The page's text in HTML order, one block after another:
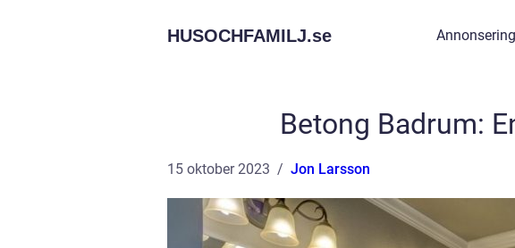
HUSOCHFAMILJ.se Annonsering
Betong Badrum:
15 oktober 2023 Jon Larsson